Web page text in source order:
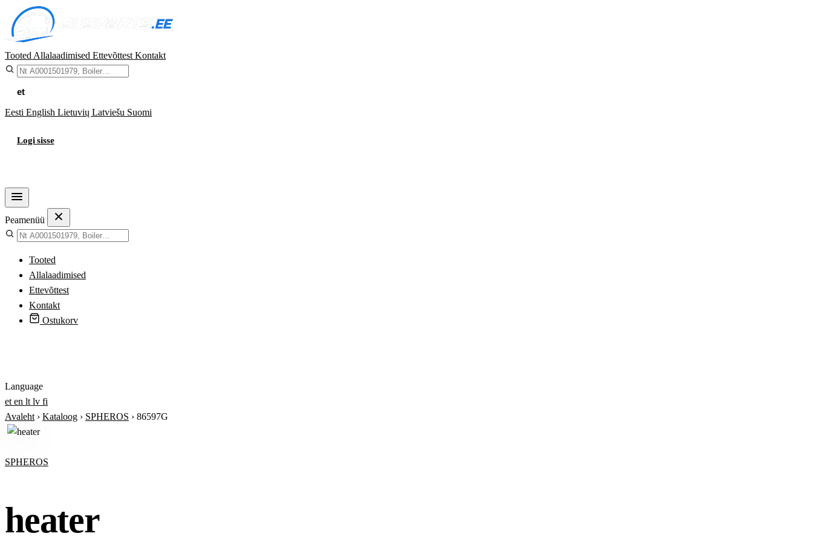
Tooted Allalaadimised Ettevõttest Kontakt
et
Eesti English Lietuvių Latviešu Suomi
Logi sisse
Peamenüü
Tooted
Allalaadimised
Ettevõttest
Kontakt
Ostukorv
Language
et en lt lv fi
Avaleht › Kataloog › SPHEROS › 86597G
SPHEROS
heater